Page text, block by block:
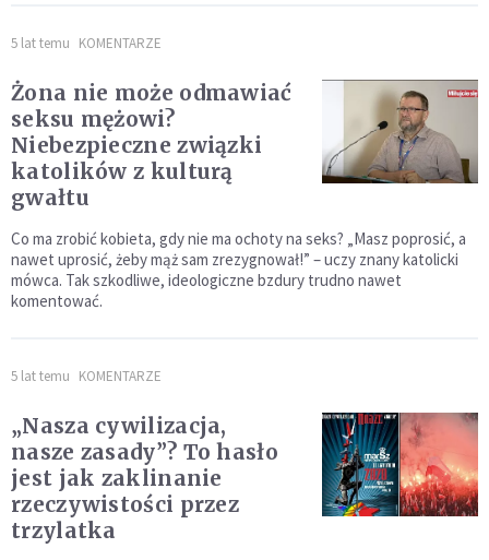
5 lat temu KOMENTARZE
Żona nie może odmawiać
seksu mężowi?
Niebezpieczne związki
katolików z kulturą
gwałtu
Co ma zrobić kobieta, gdy nie ma ochoty na seks? „Masz poprosić, a
nawet uprosić, żeby mąż sam zrezygnował!” – uczy znany katolicki
mówca. Tak szkodliwe, ideologiczne bzdury trudno nawet
komentować.
5 lat temu KOMENTARZE
„Nasza cywilizacja,
nasze zasady”? To hasło
jest jak zaklinanie
rzeczywistości przez
trzylatka